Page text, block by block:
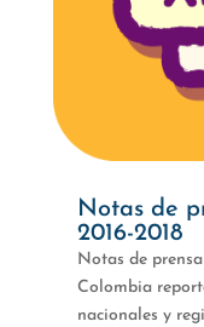
Notas de
2016-2018
Notas de
Colombia
nacionales y